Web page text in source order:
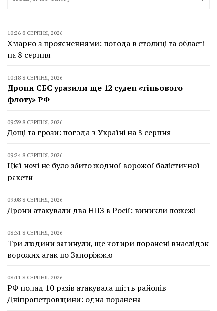
10:26 8 СЕРПНЯ, 2026
Хмарно з проясненнями: погода в столиці та області
на 8 серпня
10:18 8 СЕРПНЯ, 2026
Дрони СБС уразили ще 12 суден «тіньового
флоту» РФ
09:39 8 СЕРПНЯ, 2026
Дощі та грози: погода в Україні на 8 серпня
09:24 8 СЕРПНЯ, 2026
Цієї ночі не було збито жодної ворожої балістичної
ракети
09:08 8 СЕРПНЯ, 2026
Дрони атакували два НПЗ в Росії: виникли пожежі
08:31 8 СЕРПНЯ, 2026
Три людини загинули, ще чотири поранені внаслідок
ворожих атак по Запоріжжю
08:11 8 СЕРПНЯ, 2026
РФ понад 10 разів атакувала шість районів
Дніпропетровщини: одна поранена